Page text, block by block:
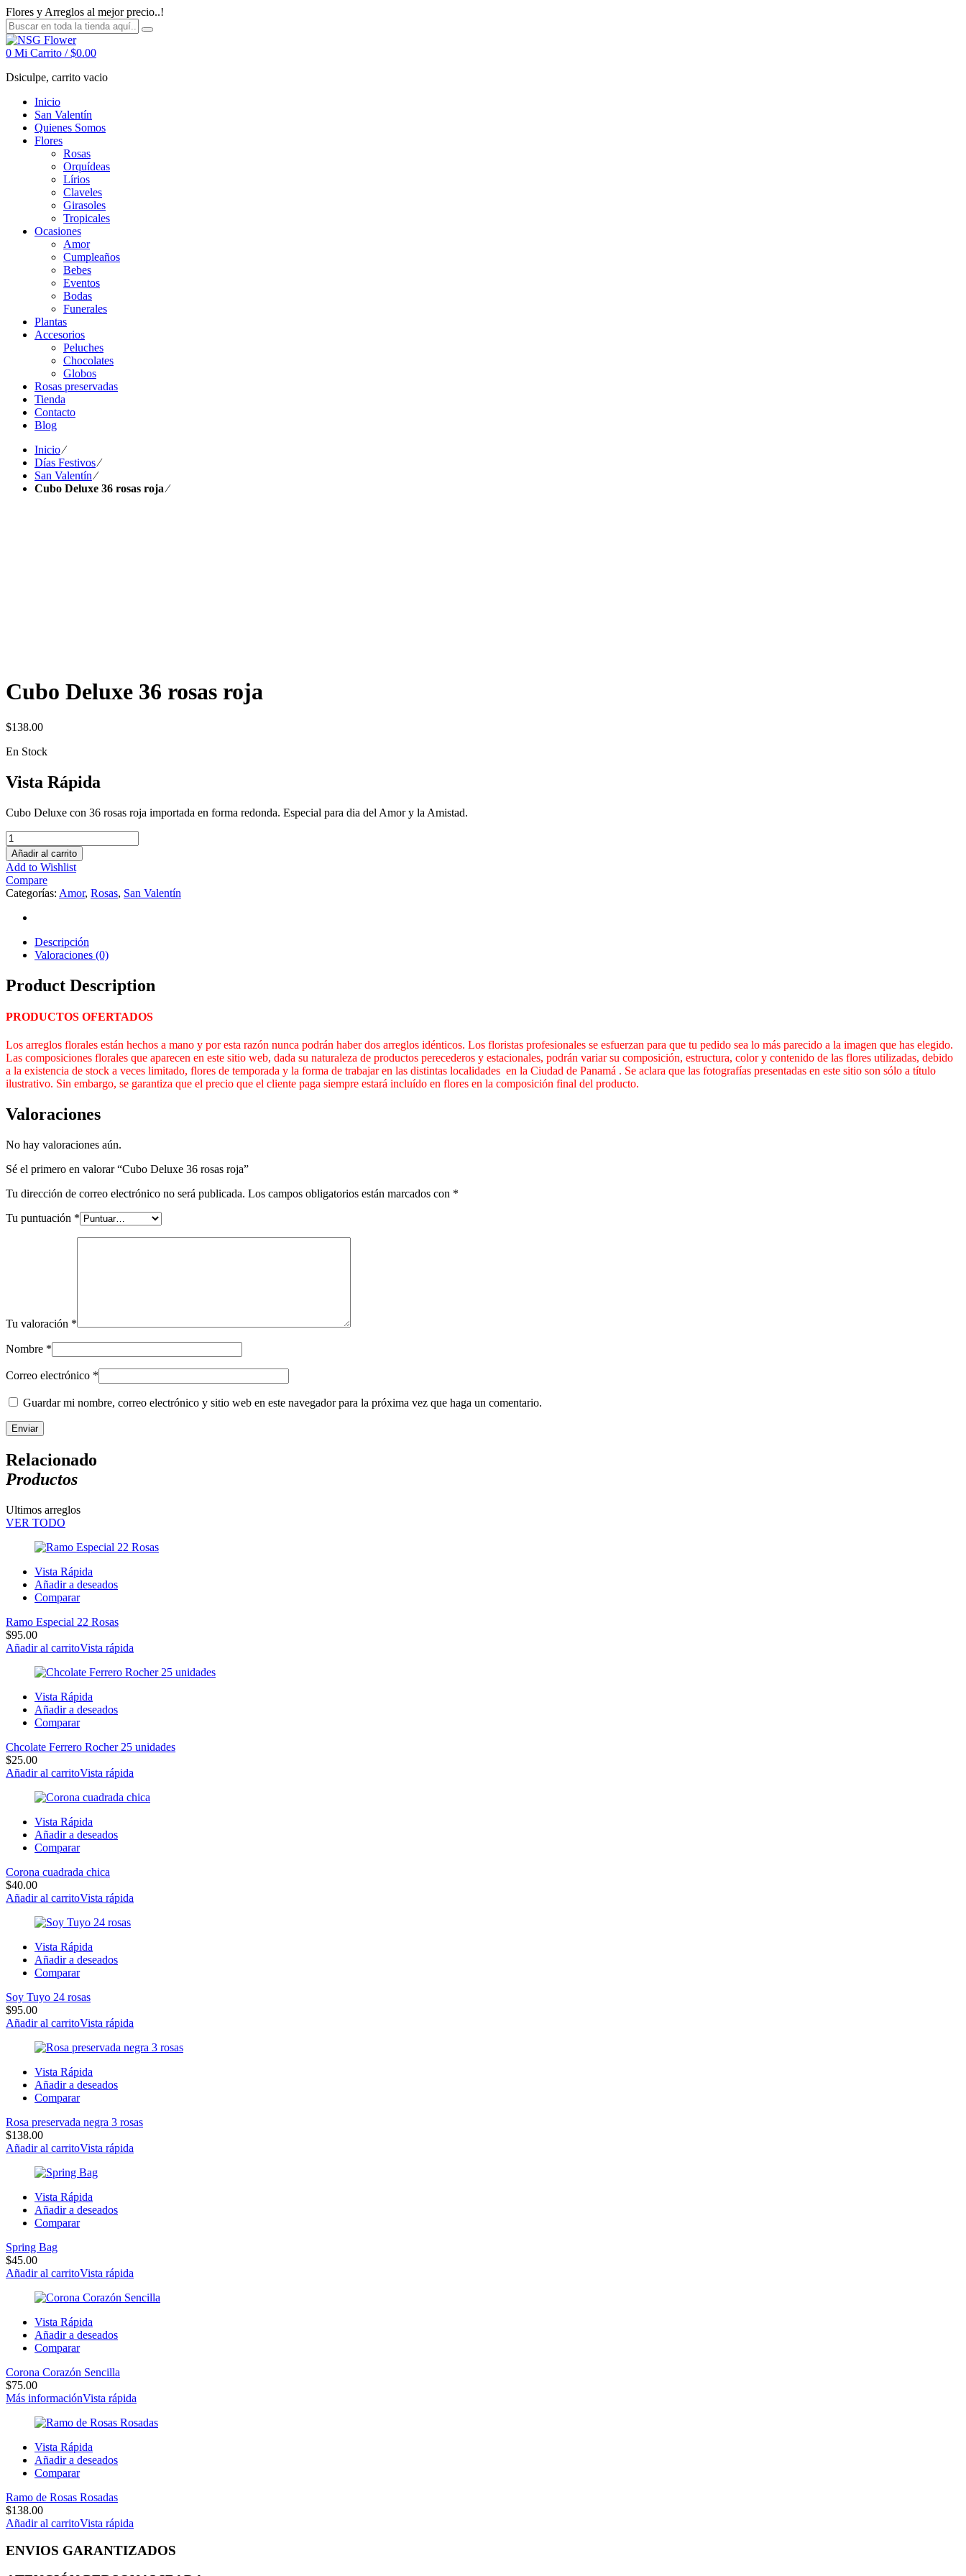
Flores y Arreglos al mejor precio..!
0 Mi Carrito /$0.00
Dsiculpe, carrito vacio
Inicio
San Valentín
Quienes Somos
Flores
Rosas
Orquídeas
Lírios
Claveles
Girasoles
Tropicales
Ocasiones
Amor
Cumpleaños
Bebes
Eventos
Bodas
Funerales
Plantas
Accesorios
Peluches
Chocolates
Globos
Rosas preservadas
Tienda
Contacto
Blog
Inicio⁄
Días Festivos⁄
San Valentín⁄
Cubo Deluxe 36 rosas roja⁄
Cubo Deluxe 36 rosas roja
$138.00
En Stock
Vista Rápida
Cubo Deluxe con 36 rosas roja importada en forma redonda. Especial para dia del Amor y la Amistad.
Añadir al carrito
Add to Wishlist
Compare
Categorías: Amor, Rosas, San Valentín
Descripción
Valoraciones (0)
Product Description
PRODUCTOS OFERTADOS
Los arreglos florales están hechos a mano y por esta razón nunca podrán haber dos arreglos idénticos. Los floristas profesionales se esfuerzan para que tu pedido sea lo más parecido a la imagen que has elegido.
Las composiciones florales que aparecen en este sitio web, dada su naturaleza de productos perecederos y estacionales, podrán variar su composición, estructura, color y contenido de las flores utilizadas, debido
a la existencia de stock a veces limitado, flores de temporada y la forma de trabajar en las distintas localidades en la Ciudad de Panamá . Se aclara que las fotografías presentadas en este sitio son sólo a título
ilustrativo. Sin embargo, se garantiza que el precio que el cliente paga siempre estará incluído en flores en la composición final del producto.
Valoraciones
No hay valoraciones aún.
Sé el primero en valorar “Cubo Deluxe 36 rosas roja”
Tu dirección de correo electrónico no será publicada. Los campos obligatorios están marcados con *
Tu puntuación *
Tu valoración *
Nombre *
Correo electrónico *
Guardar mi nombre, correo electrónico y sitio web en este navegador para la próxima vez que haga un comentario.
Relacionado
Productos
Ultimos arreglos
VER TODO
Vista Rápida
Añadir a deseados
Comparar
Ramo Especial 22 Rosas
$95.00
Añadir al carritoVista rápida
Vista Rápida
Añadir a deseados
Comparar
Chcolate Ferrero Rocher 25 unidades
$25.00
Añadir al carritoVista rápida
Vista Rápida
Añadir a deseados
Comparar
Corona cuadrada chica
$40.00
Añadir al carritoVista rápida
Vista Rápida
Añadir a deseados
Comparar
Soy Tuyo 24 rosas
$95.00
Añadir al carritoVista rápida
Vista Rápida
Añadir a deseados
Comparar
Rosa preservada negra 3 rosas
$138.00
Añadir al carritoVista rápida
Vista Rápida
Añadir a deseados
Comparar
Spring Bag
$45.00
Añadir al carritoVista rápida
Vista Rápida
Añadir a deseados
Comparar
Corona Corazón Sencilla
$75.00
Más informaciónVista rápida
Vista Rápida
Añadir a deseados
Comparar
Ramo de Rosas Rosadas
$138.00
Añadir al carritoVista rápida
ENVIOS GARANTIZADOS